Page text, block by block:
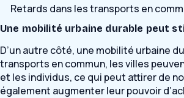
Retards dans les transports en
Une mobilité urbaine durable peut
D’un autre côté, une mobilité urbaine
transports en commun, les villes
et les individus, ce qui peut attirer de
également augmenter leur pouvoir